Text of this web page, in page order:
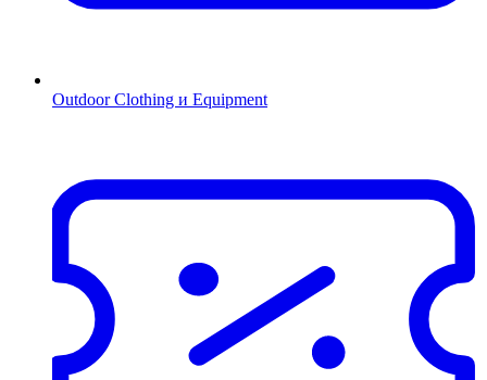
Outdoor Clothing и Equipment